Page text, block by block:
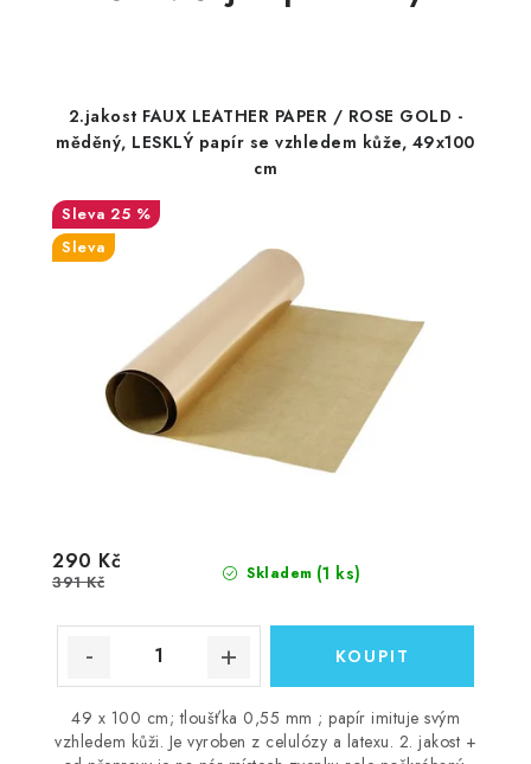
2.jakost FAUX LEATHER PAPER / ROSE GOLD -
měděný, LESKLÝ papír se vzhledem kůže, 49x100
cm
25 %
Sleva
Skladem (1 ks)
290 Kč
391 Kč
49 x 100 cm; tloušťka 0,55 mm ; papír imituje svým
vzhledem kůži. Je vyroben z celulózy a latexu. 2. jakost +